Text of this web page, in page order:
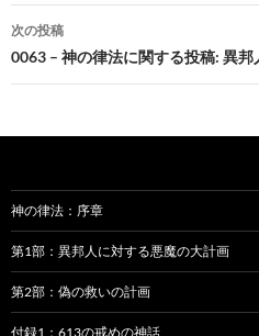
ナ
ビ
ゲ
ー
ョ
ン
次の投稿
0063 – 神の律法に関する投稿: 異
神の律法：序章
第1部：異邦人に対する悪魔の大計画
第2部：偽の救いの計画
付録1：613の戒めの神話